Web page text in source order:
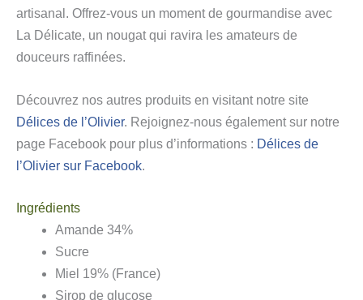
artisanal. Offrez-vous un moment de gourmandise avec
La Délicate, un nougat qui ravira les amateurs de
douceurs raffinées.
Découvrez nos autres produits en visitant notre site
Délices de l’Olivier. Rejoignez-nous également sur notre
page Facebook pour plus d’informations : Délices de
l’Olivier sur Facebook.
Ingrédients
Amande 34%
Sucre
Miel 19% (France)
Sirop de glucose